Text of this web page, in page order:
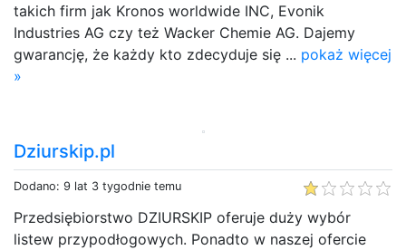
takich firm jak Kronos worldwide INC, Evonik
Industries AG czy też Wacker Chemie AG. Dajemy
gwarancję, że każdy kto zdecyduje się ... pokaż więcej
»
Dziurskip.pl
Dodano: 9 lat 3 tygodnie temu
Przedsiębiorstwo DZIURSKIP oferuje duży wybór
listew przypodłogowych. Ponadto w naszej ofercie